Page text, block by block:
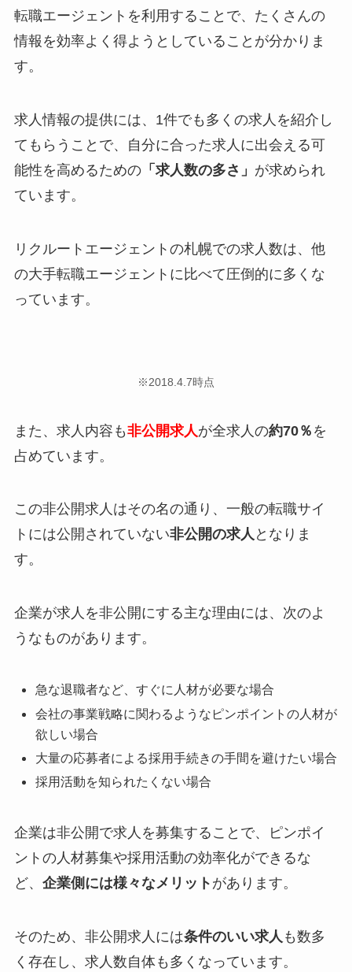
転職エージェントを利用することで、たくさんの
情報を効率よく得ようとしていることが分かりま
す。
求人情報の提供には、1件でも多くの求人を紹介し
てもらうことで、自分に合った求人に出会える可
能性を高めるための「求人数の多さ」 が求められ
ています。
リクルートエージェントの札幌での求人数は、他
の大手転職エージェントに比べて圧倒的に多くな
っています。
※2018.4.7時点
また、求人内容も非公開求人が全求人の約70％ を
占めています。
この非公開求人はその名の通り、 一般の転職サイ
トには公開されていない非公開の求人 となりま
す。
企業が求人を非公開にする主な理由には、次のよ
うなものがあります。
急な退職者など、すぐに人材が必要な場合
会社の事業戦略に関わるようなピンポイントの人材が
欲しい場合
大量の応募者による採用手続きの手間を避けたい場合
採用活動を知られたくない場合
企業は非公開で求人を募集することで、ピンポイ
ントの人材募集や採用活動の効率化ができるな
ど、 企業側には様々なメリット があります。
そのため、非公開求人には条件のいい求人 も数多
く存在し、求人数自体も多くなっています。